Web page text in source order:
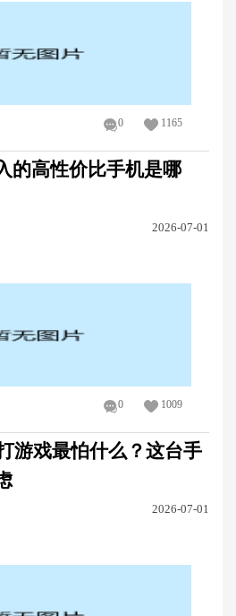
0 1165
的高性价比手机是哪
2026-07-01
0 1009
游戏最怕什么？这台手
2026-07-01